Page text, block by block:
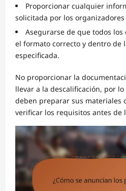
Proporcionar cualquier
solicitada por los
Asegurarse de que todos
el formato correcto y dentro de
especificada.
No proporcionar la
llevar a la descalificación, por
deben preparar sus materiales
verificar los requisitos antes de